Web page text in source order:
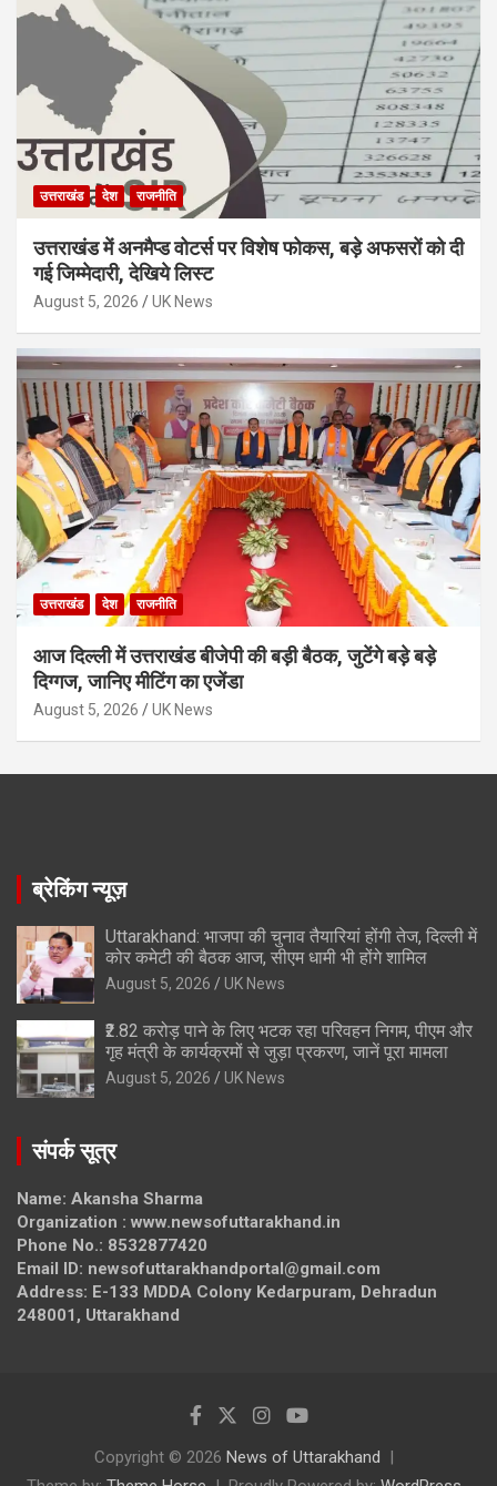
उत्तराखंड देश राजनीति
उत्तराखंड में अनमैप्ड वोटर्स पर विशेष फोकस, बड़े अफसरों को दी
गई जिम्मेदारी, देखिये लिस्ट
August 5, 2026 UK News
उत्तराखंड देश राजनीति
आज दिल्ली में उत्तराखंड बीजेपी की बड़ी बैठक, जुटेंगे बड़े बड़े
दिग्गज, जानिए मीटिंग का एजेंडा
August 5, 2026 UK News
ब्रेकिंग न्यूज़
Uttarakhand: भाजपा की चुनाव तैयारियां होंगी तेज, दिल्ली में
कोर कमेटी की बैठक आज, सीएम धामी भी होंगे शामिल
August 5, 2026 UK News
₹2.82 करोड़ पाने के लिए भटक रहा परिवहन निगम, पीएम और
गृह मंत्री के कार्यक्रमों से जुड़ा प्रकरण, जानें पूरा मामला
August 5, 2026 UK News
संपर्क सूत्र
Name: Akansha Sharma
Organization : www.newsofuttarakhand.in
Phone No.: 8532877420
Email ID: newsofuttarakhandportal@gmail.com
Address: E-133 MDDA Colony Kedarpuram, Dehradun
248001, Uttarakhand
Copyright © 2026 News of Uttarakhand